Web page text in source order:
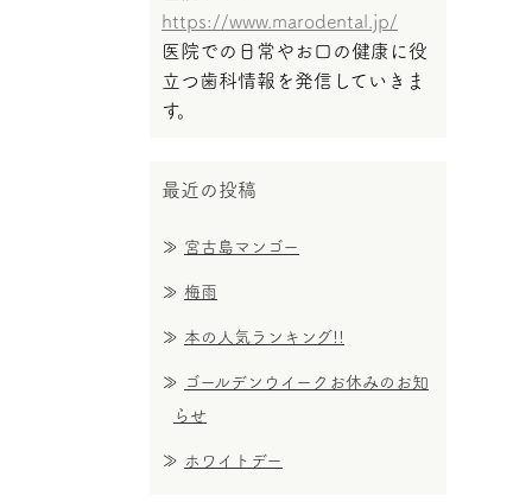
https://www.marodental.jp/
医院での日常やお口の健康に役
立つ歯科情報を発信していきま
す。
最近の投稿
宮古島マンゴー
梅雨
本の人気ランキング!!
ゴールデンウイークお休みのお知
らせ
ホワイトデー